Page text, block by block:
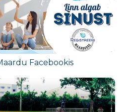
ja muud kultuuriüritused,
põlvkondi ja rahvusi. Keskus
kollektiive ning
sealhulgas
tähistamist, laatasid ja
aastalt aktiivsem,
kodanikualgatuste
Facebookis